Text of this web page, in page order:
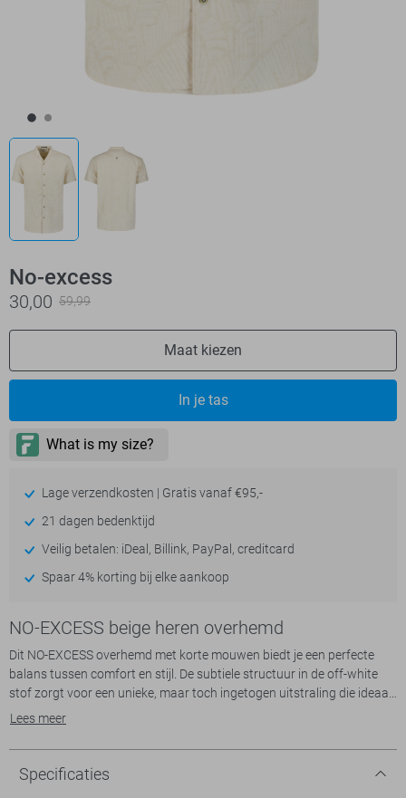
No-excess
30,00 59,99
Maat kiezen
In je tas
Lage verzendkosten | Gratis vanaf €95,-
21 dagen bedenktijd
Veilig betalen: iDeal, Billink, PayPal, creditcard
Spaar 4% korting bij elke aankoop
NO-EXCESS beige heren overhemd
Dit NO-EXCESS overhemd met korte mouwen biedt je een perfecte
balans tussen comfort en stijl. De subtiele structuur in de off-white
stof zorgt voor een unieke, maar toch ingetogen uitstraling die ideaal
is voor zomerse dagen. De combinatie van 92% katoen en 8% linnen
temperaturen. De regular fit zorgt voor een ontspannen en toch
verzorgde look, terwijl de revers kraag en knoopsluiting het geheel een
nette afwerking geven.
Lees meer
Specificaties